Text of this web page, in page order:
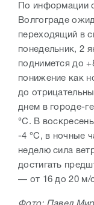
По информации
Волгограде
переходящий в
понедельник, 2
поднимется до
понижение как
до
днем в городе-
°С. В
-4 °С, в ночные
неделю сила
достигать
— от 16 до 20 м/